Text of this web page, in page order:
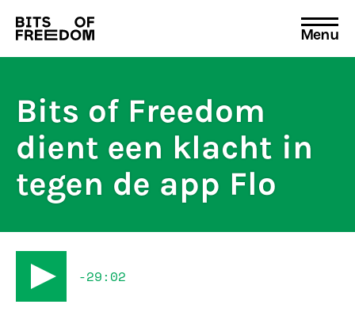
Search
for:
Menu
Bits of Freedom
dient een klacht in
tegen de app Flo
-29:02